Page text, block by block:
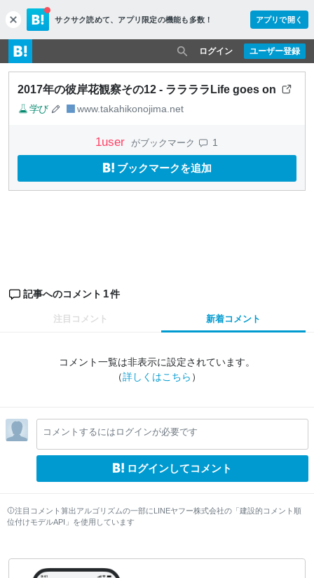
c
l
o
s
e
サクサク読めて、 アプリ限定の機能も多数！ アプリで開く
ユーザー登録
ログイン
2017年の彼岸花観察その12 - ララララLife goes on
学び www.takahikonojima.net
1user がブックマーク 1
ブックマークを追加
記事へのコメント 1件
注目コメント 新着コメント
コメント一覧は非表示に設定されています。
（詳しくはこちら ）
コメントするにはログインが必要です
ログインしてコメント
注目コメント算出アルゴリズムの一部にLINEヤフー株式会社の「建設的コメント順
位付けモデルAPI」を使用しています